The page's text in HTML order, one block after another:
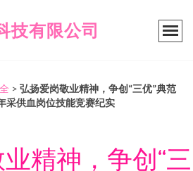
技有限公司
> 弘扬爱岗敬业精神，争创“三优”典范
供血岗位技能竞赛纪实
精神，争创“三